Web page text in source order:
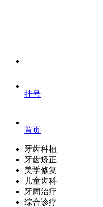
挂号
首页
牙齿种植
牙齿矫正
美学修复
儿童齿科
牙周治疗
综合诊疗